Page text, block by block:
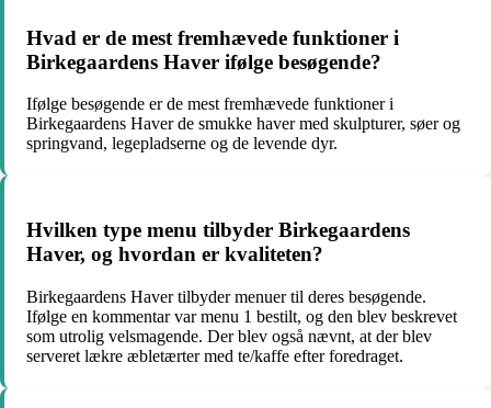
Hvad er de mest fremhævede funktioner i
Birkegaardens Haver ifølge besøgende?
Ifølge besøgende er de mest fremhævede funktioner i
Birkegaardens Haver de smukke haver med skulpturer, søer og
springvand, legepladserne og de levende dyr.
Hvilken type menu tilbyder Birkegaardens
Haver, og hvordan er kvaliteten?
Birkegaardens Haver tilbyder menuer til deres besøgende.
Ifølge en kommentar var menu 1 bestilt, og den blev beskrevet
som utrolig velsmagende. Der blev også nævnt, at der blev
serveret lækre æbletærter med te/kaffe efter foredraget.